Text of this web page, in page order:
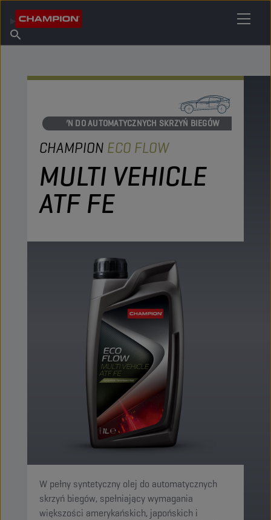
O firmie Champion
Znajdź punkt sprzedaży
PŁYN DO AUTOMATYCZNYCH SKRZYŃ BIEGÓW
CHAMPION ECO FLOW
MULTI VEHICLE
ATF FE
W pełny syntetyczny olej do automatycznych
skrzyń biegów, spełniający wymagania
większości amerykańskich, japońskich i